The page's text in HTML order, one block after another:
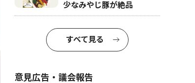
少なみやじ豚が絶品
すべて見る
意見広告・議会報告